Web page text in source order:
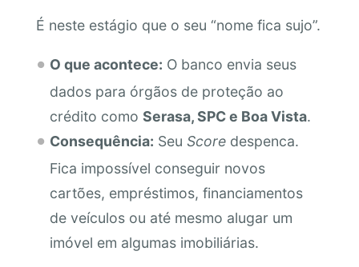
É neste estágio que o seu “nome fica sujo”.
O que acontece: O banco envia seus
dados para órgãos de proteção ao
crédito como Serasa, SPC e Boa Vista.
Consequência: Seu Scoredespenca.
Fica impossível conseguir novos
cartões, empréstimos, financiamentos
de veículos ou até mesmo alugar um
imóvel em algumas imobiliárias.